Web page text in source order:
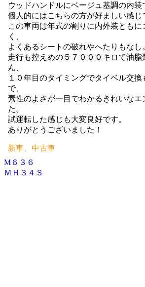
ウッドハンドルにベージュ基調の内装
個人的にはこちらの方が好ましい感じ
この車両は年式の割りに内外装ともに
く、
よくあるシートの破れやへたりもなし
走行も控えめの５７０００キロで油脂
ん、
１０年目のタイミングでタイベル交換
で、
素性のよさが一目でわかるきれいなエ
た。
試運転した感じも大変良好です。
ありがとうございました！
新車、中古車
投
M６３６
ＭＨ３４Ｓ